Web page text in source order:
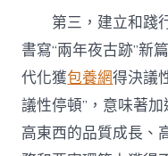
第三，建立和踐
書寫“兩年夜古跡”新
代化獲包養網得決議
議性停頓”，意味著
高東西的品質成長、